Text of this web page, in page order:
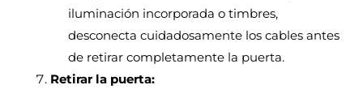
iluminación incorporada o timbres,
desconecta cuidadosamente los cables antes
de retirar completamente la puerta.
Retirar la puerta: